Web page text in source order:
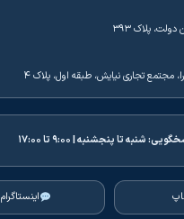
پلاک ۳۹۳
مجتمع تجاری نیایش، طبقه اول، پلاک ۴
شنبه تا پنجشنبه | ۹:۰۰ تا ۱۷:۰۰
اینستاگرام